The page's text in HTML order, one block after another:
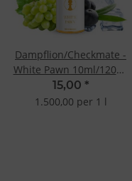
Dampflion/Checkmate -
White Pawn 10ml/120ml
Longfill Aroma
15,00 *
1.500,00 per 1 l